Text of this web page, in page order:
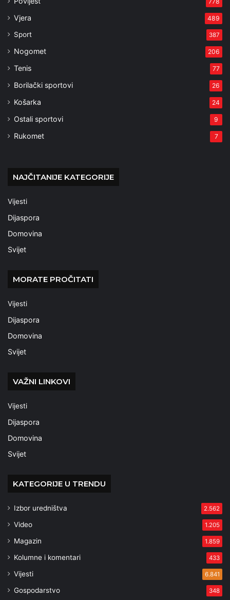
Vjera 489
Sport 387
Nogomet 206
Tenis 77
Borilački sportovi 26
Košarka 24
Ostali sportovi 9
Rukomet 7
NAJČITANIJE KATEGORIJE
Vijesti
Dijaspora
Domovina
Svijet
MORATE PROČITATI
Vijesti
Dijaspora
Domovina
Svijet
VAŽNI LINKOVI
Vijesti
Dijaspora
Domovina
Svijet
KATEGORIJE U TRENDU
Izbor uredništva 2.562
Video 1.205
Magazin 1.859
Kolumne i komentari 433
Vijesti 6.841
Gospodarstvo 348